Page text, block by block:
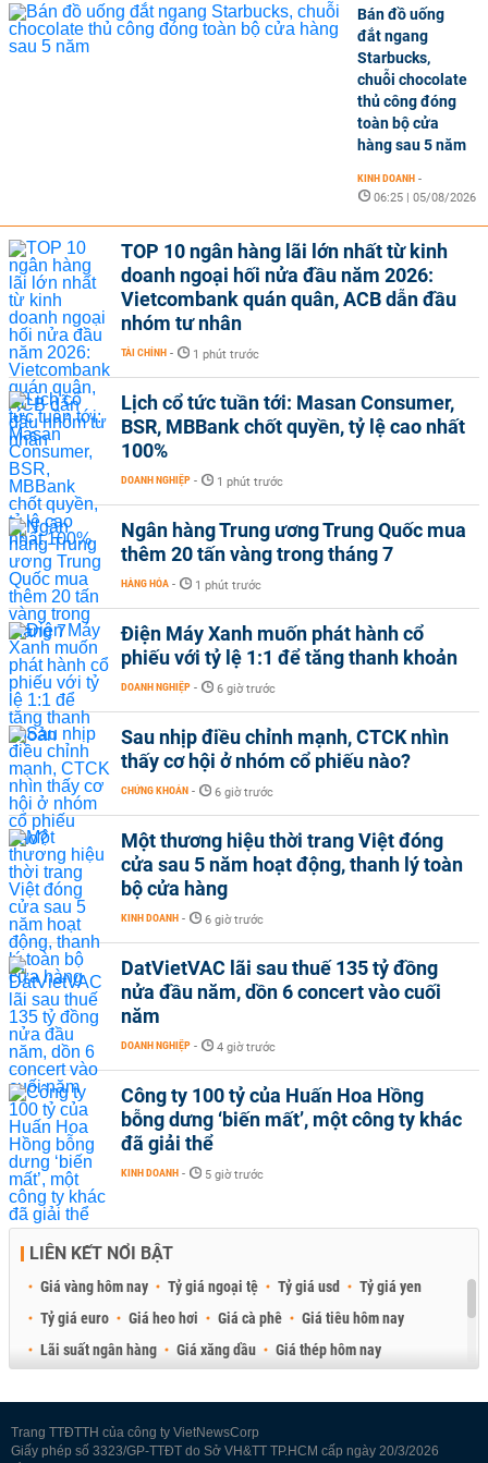
Bán đồ uống
đắt ngang
Starbucks,
chuỗi chocolate
thủ công đóng
toàn bộ cửa
hàng sau 5 năm
KINH DOANH -
06:25 | 05/08/2026
TOP 10 ngân hàng lãi lớn nhất từ kinh
doanh ngoại hối nửa đầu năm 2026:
Vietcombank quán quân, ACB dẫn đầu
nhóm tư nhân
TÀI CHÍNH - 1 phút trước
Lịch cổ tức tuần tới: Masan Consumer,
BSR, MBBank chốt quyền, tỷ lệ cao nhất
100%
DOANH NGHIỆP - 1 phút trước
Ngân hàng Trung ương Trung Quốc mua
thêm 20 tấn vàng trong tháng 7
HÀNG HÓA - 1 phút trước
Điện Máy Xanh muốn phát hành cổ
phiếu với tỷ lệ 1:1 để tăng thanh khoản
DOANH NGHIỆP - 6 giờ trước
Sau nhịp điều chỉnh mạnh, CTCK nhìn
thấy cơ hội ở nhóm cổ phiếu nào?
CHỨNG KHOÁN - 6 giờ trước
Một thương hiệu thời trang Việt đóng
cửa sau 5 năm hoạt động, thanh lý toàn
bộ cửa hàng
KINH DOANH - 6 giờ trước
DatVietVAC lãi sau thuế 135 tỷ đồng
nửa đầu năm, dồn 6 concert vào cuối
năm
DOANH NGHIỆP - 4 giờ trước
Công ty 100 tỷ của Huấn Hoa Hồng
bỗng dưng ‘biến mất’, một công ty khác
đã giải thể
KINH DOANH - 5 giờ trước
LIÊN KẾT NỔI BẬT
Giá vàng hôm nay Tỷ giá ngoại tệ Tỷ giá usd
Tỷ giá yen
Tỷ giá euro
Giá heo hơi Giá cà phê
Giá tiêu hôm nay
Lãi suất ngân hàng
Giá xăng dầu
Giá thép hôm nay
Trang TTĐTTH của công ty VietNewsCorp
Giấy phép số 3323/GP-TTĐT do Sở VH&TT TP.HCM cấp ngày 20/3/2026